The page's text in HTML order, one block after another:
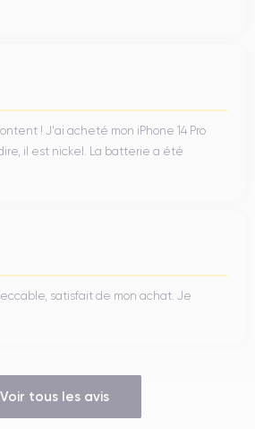
! J'ai acheté mon iPhone 14 Pro
il est nickel. La batterie a été
satisfait de mon achat. Je
Voir tous les avis